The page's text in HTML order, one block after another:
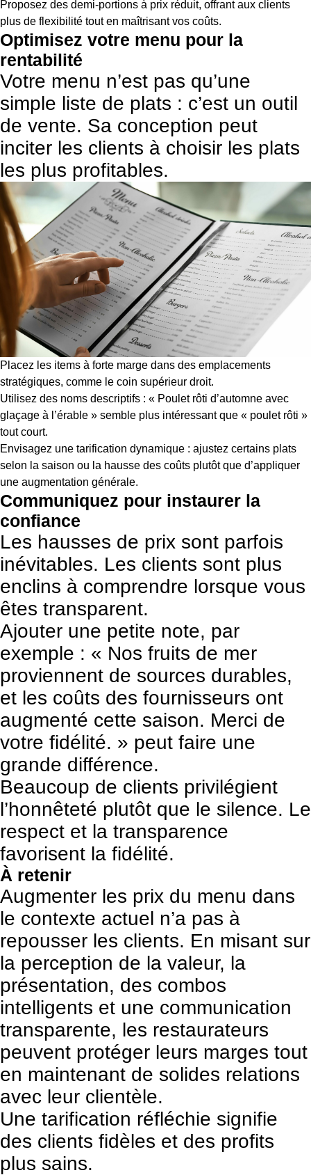
Proposez des demi-portions à prix réduit, offrant aux clients
plus de flexibilité tout en maîtrisant vos coûts.
Optimisez votre menu pour la
rentabilité
Votre menu n’est pas qu’une
simple liste de plats : c’est un outil
de vente. Sa conception peut
inciter les clients à choisir les plats
les plus profitables.
Placez les items à forte marge dans des emplacements
stratégiques, comme le coin supérieur droit.
Utilisez des noms descriptifs : « Poulet rôti d’automne avec
glaçage à l’érable » semble plus intéressant que « poulet rôti »
tout court.
Envisagez une tarification dynamique : ajustez certains plats
selon la saison ou la hausse des coûts plutôt que d’appliquer
une augmentation générale.
Communiquez pour instaurer la
confiance
Les hausses de prix sont parfois
inévitables. Les clients sont plus
enclins à comprendre lorsque vous
êtes transparent.
Ajouter une petite note, par
exemple : « Nos fruits de mer
proviennent de sources durables,
et les coûts des fournisseurs ont
augmenté cette saison. Merci de
votre fidélité. » peut faire une
grande différence.
Beaucoup de clients privilégient
l’honnêteté plutôt que le silence. Le
respect et la transparence
favorisent la fidélité.
À retenir
Augmenter les prix du menu dans
le contexte actuel n’a pas à
repousser les clients. En misant sur
la perception de la valeur, la
présentation, des combos
intelligents et une communication
transparente, les restaurateurs
peuvent protéger leurs marges tout
en maintenant de solides relations
avec leur clientèle.
Une tarification réfléchie signifie
des clients fidèles et des profits
plus sains.